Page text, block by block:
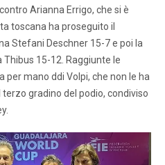
Arianna Errigo, che si è
toscana ha proseguito il
Stefani Deschner 15-7 e poi la
15-12. Raggiunte le
mano ddi Volpi, che non le ha
gradino del podio, condiviso